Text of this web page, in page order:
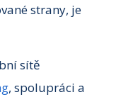
strany, je
sítě
, spolupráci a